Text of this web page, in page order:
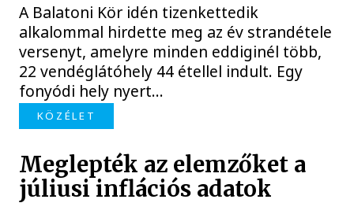
A Balatoni Kör idén tizenkettedik
alkalommal hirdette meg az év strandétele
versenyt, amelyre minden eddiginél több,
22 vendéglátóhely 44 étellel indult. Egy
fonyódi hely nyert...
KÖZÉLET
Meglepték az elemzőket a
júliusi inflációs adatok